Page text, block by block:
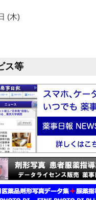
(木)
ス等